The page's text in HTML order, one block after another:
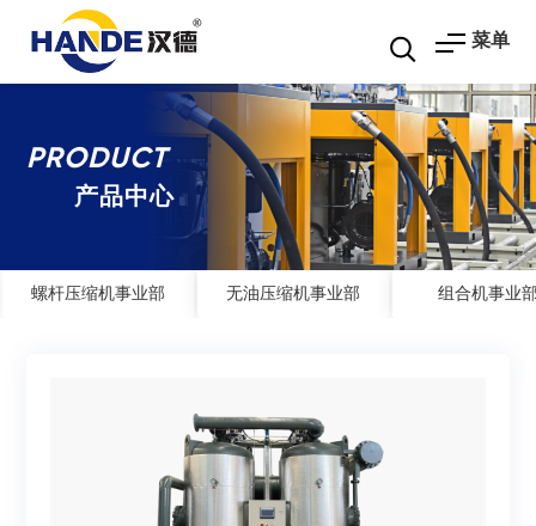
菜单
PRODUCT
产品中心
螺杆压缩机事业部 无油压缩机事业部 组合机事业